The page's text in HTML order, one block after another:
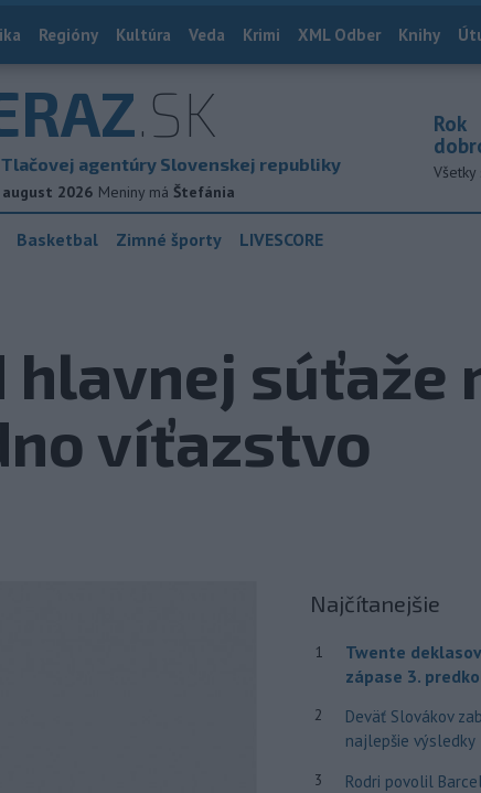
Regióny Kultúra Veda Krimi XML Odber Knihy
.SK
agentúry Slovenskej republiky
august 2026 Meniny má Štefánia
Rok
Všetky
Basketbal Zimné športy LIVESCORE
súťaže
víťazstvo
Najčítanejšie
1
Twente
zápase 3.
2
Deväť Slovákov
najlepšie výsledky
3
Rodri povolil